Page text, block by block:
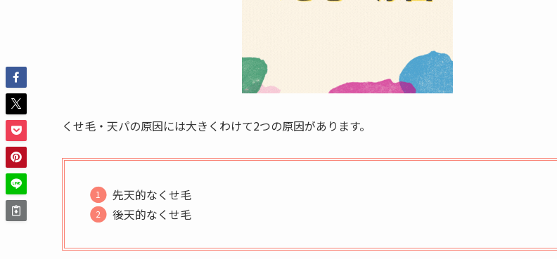
くせ毛・天パの原因には大きくわけて2つの原因があります。
先天的なくせ毛
後天的なくせ毛